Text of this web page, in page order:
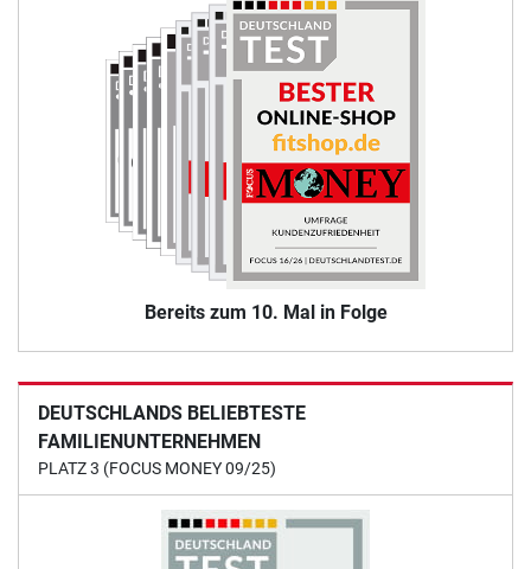
Bereits zum 10. Mal in Folge
DEUTSCHLANDS BELIEBTESTE
FAMILIENUNTERNEHMEN
PLATZ 3 (FOCUS MONEY 09/25)